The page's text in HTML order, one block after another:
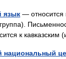
язык — относится
группа).
к кавказским
национальный